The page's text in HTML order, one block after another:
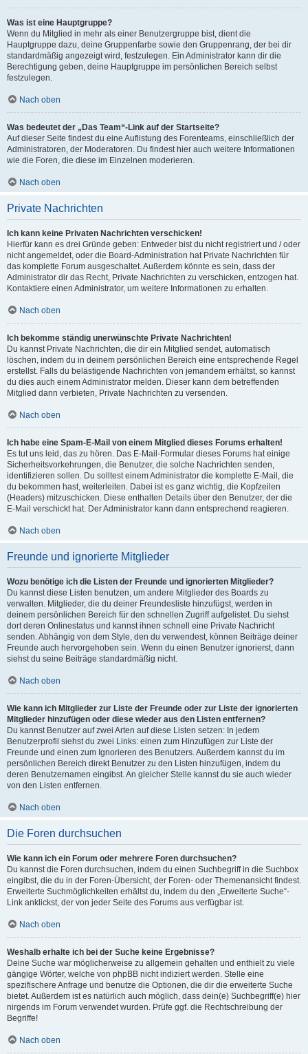
Was ist eine Hauptgruppe?
Wenn du Mitglied in mehr als einer Benutzergruppe bist, dient die
Hauptgruppe dazu, deine Gruppenfarbe sowie den Gruppenrang, der bei dir
standardmäßig angezeigt wird, festzulegen. Ein Administrator kann dir die
Berechtigung geben, deine Hauptgruppe im persönlichen Bereich selbst
festzulegen.
Nach oben
Was bedeutet der „Das Team“-Link auf der Startseite?
Auf dieser Seite findest du eine Auflistung des Forenteams, einschließlich der
Administratoren, der Moderatoren. Du findest hier auch weitere Informationen
wie die Foren, die diese im Einzelnen moderieren.
Nach oben
Private Nachrichten
Ich kann keine Privaten Nachrichten verschicken!
Hierfür kann es drei Gründe geben: Entweder bist du nicht registriert und / oder
nicht angemeldet, oder die Board-Administration hat Private Nachrichten für
das komplette Forum ausgeschaltet. Außerdem könnte es sein, dass der
Administrator dir das Recht, Private Nachrichten zu verschicken, entzogen hat.
Kontaktiere einen Administrator, um weitere Informationen zu erhalten.
Nach oben
Ich bekomme ständig unerwünschte Private Nachrichten!
Du kannst Private Nachrichten, die dir ein Mitglied sendet, automatisch
löschen, indem du in deinem persönlichen Bereich eine entsprechende Regel
erstellst. Falls du belästigende Nachrichten von jemandem erhältst, so kannst
du dies auch einem Administrator melden. Dieser kann dem betreffenden
Mitglied dann verbieten, Private Nachrichten zu versenden.
Nach oben
Ich habe eine Spam-E-Mail von einem Mitglied dieses Forums erhalten!
Es tut uns leid, das zu hören. Das E-Mail-Formular dieses Forums hat einige
Sicherheitsvorkehrungen, die Benutzer, die solche Nachrichten senden,
identifizieren sollen. Du solltest einem Administrator die komplette E-Mail, die
du bekommen hast, weiterleiten. Dabei ist es ganz wichtig, die Kopfzeilen
(Headers) mitzuschicken. Diese enthalten Details über den Benutzer, der die
E-Mail verschickt hat. Der Administrator kann dann entsprechend reagieren.
Nach oben
Freunde und ignorierte Mitglieder
Wozu benötige ich die Listen der Freunde und ignorierten Mitglieder?
Du kannst diese Listen benutzen, um andere Mitglieder des Boards zu
verwalten. Mitglieder, die du deiner Freundesliste hinzufügst, werden in
deinem persönlichen Bereich für den schnellen Zugriff aufgelistet. Du siehst
dort deren Onlinestatus und kannst ihnen schnell eine Private Nachricht
senden. Abhängig von dem Style, den du verwendest, können Beiträge deiner
Freunde auch hervorgehoben sein. Wenn du einen Benutzer ignorierst, dann
siehst du seine Beiträge standardmäßig nicht.
Nach oben
Wie kann ich Mitglieder zur Liste der Freunde oder zur Liste der ignorierten
Mitglieder hinzufügen oder diese wieder aus den Listen entfernen?
Du kannst Benutzer auf zwei Arten auf diese Listen setzen: In jedem
Benutzerprofil siehst du zwei Links: einen zum Hinzufügen zur Liste der
Freunde und einen zum Ignorieren des Benutzers. Außerdem kannst du im
persönlichen Bereich direkt Benutzer zu den Listen hinzufügen, indem du
deren Benutzernamen eingibst. An gleicher Stelle kannst du sie auch wieder
von den Listen entfernen.
Nach oben
Die Foren durchsuchen
Wie kann ich ein Forum oder mehrere Foren durchsuchen?
Du kannst die Foren durchsuchen, indem du einen Suchbegriff in die Suchbox
eingibst, die du in der Foren-Übersicht, der Foren- oder Themenansicht findest.
Erweiterte Suchmöglichkeiten erhältst du, indem du den „Erweiterte Suche“-
Link anklickst, der von jeder Seite des Forums aus verfügbar ist.
Nach oben
Weshalb erhalte ich bei der Suche keine Ergebnisse?
Deine Suche war möglicherweise zu allgemein gehalten und enthielt zu viele
gängige Wörter, welche von phpBB nicht indiziert werden. Stelle eine
spezifischere Anfrage und benutze die Optionen, die dir die erweiterte Suche
bietet. Außerdem ist es natürlich auch möglich, dass dein(e) Suchbegriff(e) hier
nirgends im Forum verwendet wurden. Prüfe ggf. die Rechtschreibung der
Begriffe!
Nach oben